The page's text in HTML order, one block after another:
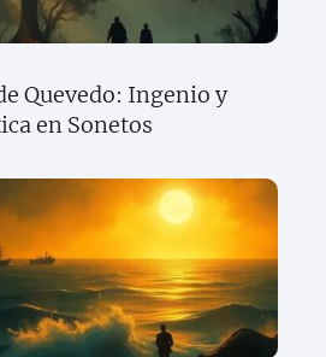
Quevedo: Ingenio y
en Sonetos